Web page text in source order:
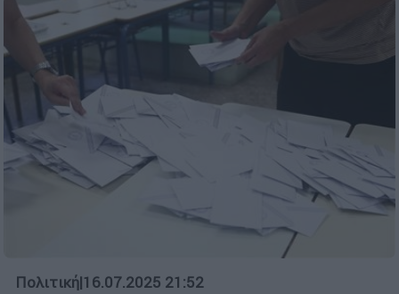
Πολιτική|16.07.2025 21:52